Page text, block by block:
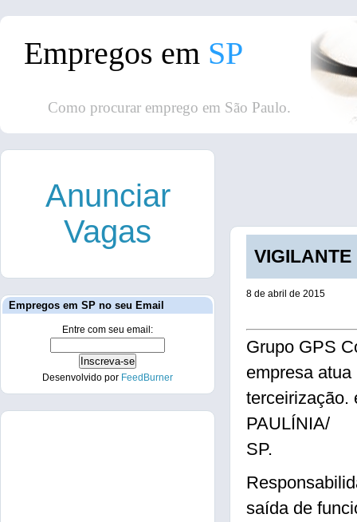
Empregos em SP
Como procurar emprego em São Paulo.
VIGILANTE
8 de abril de 2015
Grupo GPS
empresa
terceirização.
PAULÍNIA/
SP.
saída de
Anunciar
Vagas
Empregos em SP no seu Email
Entre com seu email:
Desenvolvido por FeedBurner